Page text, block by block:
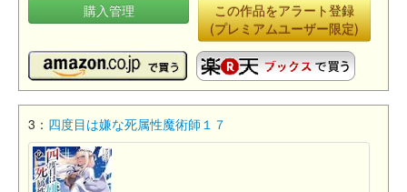
購入管理
この作品をアラート登録
(プレミアムユーザー限定)
3： 四度目は嫌な死属性魔術師１７